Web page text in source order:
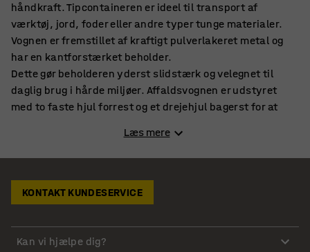
håndkraft. Tipcontaineren er ideel til transport af
værktøj, jord, foder eller andre typer tunge materialer.
Vognen er fremstillet af kraftigt pulverlakeret metal og
har en kantforstærket beholder.
Dette gør beholderen yderst slidstærk og velegnet til
daglig brug i hårde miljøer. Affaldsvognen er udstyret
med to faste hjul forrest og et drejehjul bagerst for at
gør det muligt at transportere den med en gaffeltruck.
Denne alsidige vogn kan køres med enten håndkraft eller
transport.
Med vores udvalg af affaldsvogne har man en god løsning
Læs mere
KONTAKT KUNDESERVICE
Kan vi hjælpe dig?